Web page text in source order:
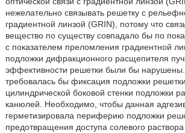
нежелательно связывать решетку с
градиентной линзой (GRIN), потому что
вещество по существу совпадало бы по
с показателем преломления градиентной
подложки дифракционного расщепителя
эффективности решетки были бы нарушены.
требовалась бы фиксация подложки
цилиндрической боковой стенки подложки
канюлей. Необходимо, чтобы данная
герметизировала периферию подложки
предотвращения доступа солевого